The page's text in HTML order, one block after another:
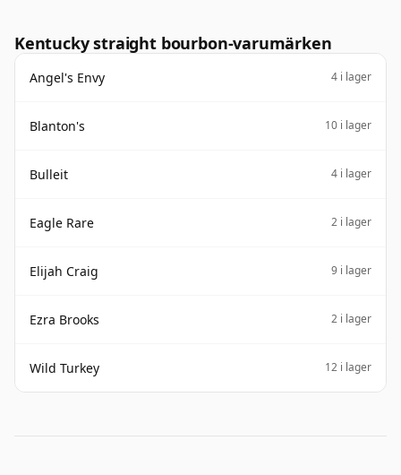
Kentucky straight bourbon-varumärken
Angel's Envy 4 i lager
Blanton's 10 i lager
Bulleit 4 i lager
Eagle Rare 2 i lager
Elijah Craig 9 i lager
Ezra Brooks 2 i lager
Wild Turkey 12 i lager